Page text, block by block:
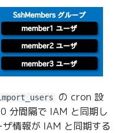
の cron 設
分間隔で IAM と同期し
情報が IAM と同期する